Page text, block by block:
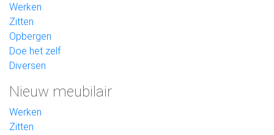
Werken
Zitten
Opbergen
Doe het zelf
Diversen
Nieuw meubilair
Werken
Zitten